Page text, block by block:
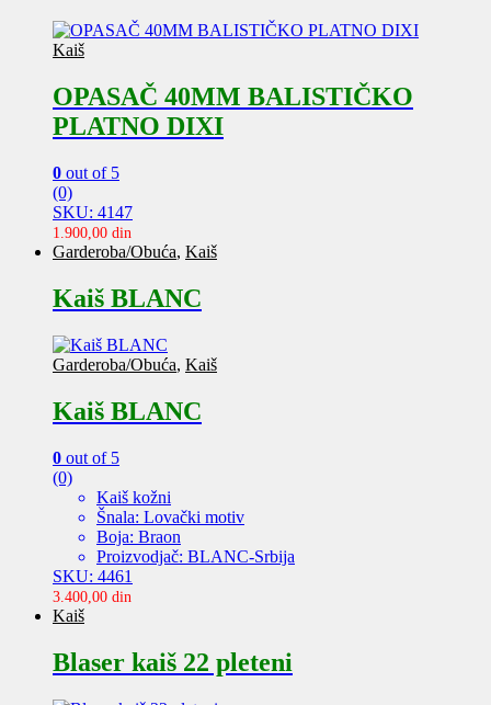
Kaiš
OPASAČ 40MM BALISTIČKO
PLATNO DIXI
0 out of 5
(0)
SKU: 4147
1.900,00 din
Garderoba/Obuća, Kaiš
Kaiš BLANC
Garderoba/Obuća, Kaiš
Kaiš BLANC
0 out of 5
(0)
Kaiš kožni
Šnala: Lovački motiv
Boja: Braon
Proizvodjač: BLANC-Srbija
SKU: 4461
3.400,00 din
Kaiš
Blaser kaiš 22 pleteni